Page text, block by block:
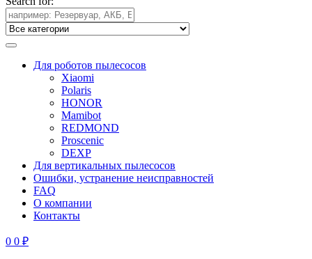
Для роботов пылесосов
Xiaomi
Polaris
HONOR
Mamibot
REDMOND
Proscenic
DEXP
Для вертикальных пылесосов
Ошибки, устранение неисправностей
FAQ
О компании
Контакты
0 0 ₽